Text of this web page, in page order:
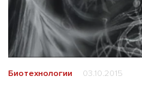
Биотехнологии 03.10.2015